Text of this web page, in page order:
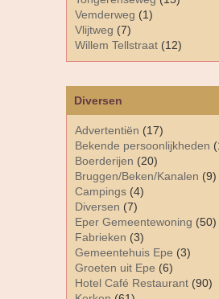
Diversen
Advertentiën (17)
Bekende persoonlijkheden
Boerderijen (20)
Bruggen/Beken/Kanalen (9)
Campings (4)
Diversen (7)
Eper Gemeentewoning (50)
Fabrieken (3)
Gemeentehuis Epe (3)
Groeten uit Epe (6)
Hotel Café Restaurant (90)
Vemderweg (1)
Vlijtweg (7)
Willem Tellstraat (12)